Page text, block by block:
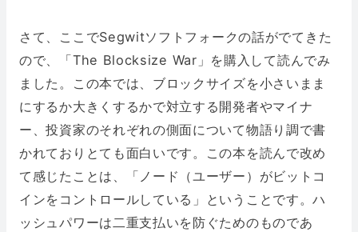
さて、ここでSegwitソフトフォークの話がでてきた
ので、「The Blocksize War」を購入して読んでみ
ました。この本では、ブロックサイズを小さいまま
にするか大きくするかで対立する開発者やマイナ
ー、投資家のそれぞれの側面について物語り調で書
かれておりとても面白いです。この本を読んで改め
て感じたことは、「ノード（ユーザー）がビットコ
インをコントロールしている」ということです。ハ
ッシュパワーは二重支払いを防ぐためのものであ